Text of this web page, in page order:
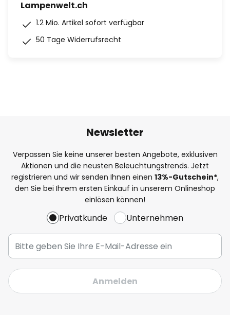
Lampenwelt.ch
1.2 Mio. Artikel sofort verfügbar
50 Tage Widerrufsrecht
Newsletter
Verpassen Sie keine unserer besten Angebote, exklusiven
Aktionen und die neusten Beleuchtungstrends. Jetzt
registrieren und wir senden Ihnen einen 13%-Gutschein*,
den Sie bei Ihrem ersten Einkauf in unserem Onlineshop
einlösen können!
Privatkunde Unternehmen
Anmelden